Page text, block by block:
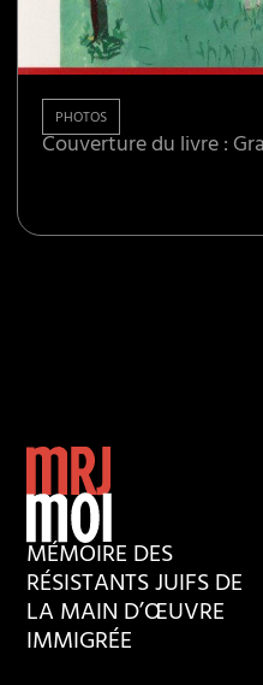
PHOTOS
Couverture du livre :
MÉMOIRE DES
RÉSISTANTS JUIFS DE
LA MAIN D’ŒUVRE
IMMIGRÉE